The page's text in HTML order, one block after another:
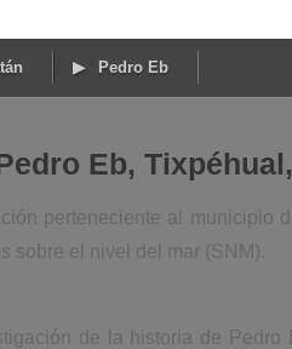
Pedro Eb
Eb,
perteneciente al municipio
sobre el nivel del mar (SNM).
de la historia de